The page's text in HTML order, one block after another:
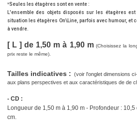
*Seules les étagères sont en vente :
L'ensemble des objets disposés sur les étagères
situation les étagères On\Line, parfois avec humour, et
à vendre.
[ L ] de 1,50 m à 1,90 m (Choisissez la
prix reste le même).
Tailles indicatives : (voir l'onglet dimensions
aux plans perspectives et aux caractéristiques de de
- CD :
Longueur de 1,50 m à 1,90 m - Profondeur : 10,5
cm.